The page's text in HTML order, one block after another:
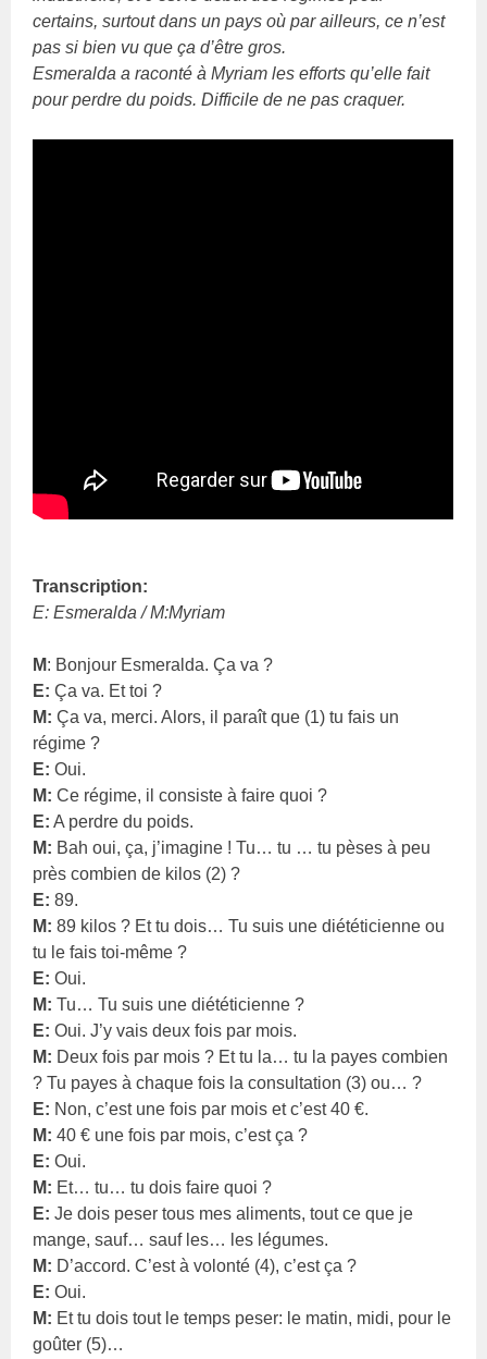
certains, surtout dans un pays où par ailleurs, ce n’est
pas si bien vu que ça d’être gros.
Esmeralda a raconté à Myriam les efforts qu’elle fait
pour perdre du poids. Difficile de ne pas craquer.
Transcription:
E: Esmeralda / M:Myriam
M: Bonjour Esmeralda. Ça va ?
E: Ça va. Et toi ?
M: Ça va, merci. Alors, il paraît que (1) tu fais un
régime ?
E: Oui.
M: Ce régime, il consiste à faire quoi ?
E: A perdre du poids.
M: Bah oui, ça, j’imagine ! Tu… tu … tu pèses à peu
près combien de kilos (2) ?
E: 89.
M: 89 kilos ? Et tu dois… Tu suis une diététicienne ou
tu le fais toi-même ?
E: Oui.
M: Tu… Tu suis une diététicienne ?
E: Oui. J’y vais deux fois par mois.
M: Deux fois par mois ? Et tu la… tu la payes combien
? Tu payes à chaque fois la consultation (3) ou… ?
E: Non, c’est une fois par mois et c’est 40 €.
M: 40 € une fois par mois, c’est ça ?
E: Oui.
M: Et… tu… tu dois faire quoi ?
E: Je dois peser tous mes aliments, tout ce que je
mange, sauf… sauf les… les légumes.
M: D’accord. C’est à volonté (4), c’est ça ?
E: Oui.
M: Et tu dois tout le temps peser: le matin, midi, pour le
goûter (5)…